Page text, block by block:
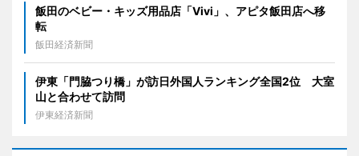
飯田のベビー・キッズ用品店「Vivi」、アピタ飯田店へ移
転
飯田経済新聞
伊東「門脇つり橋」が訪日外国人ランキング全国2位 大室
山と合わせて訪問
伊東経済新聞